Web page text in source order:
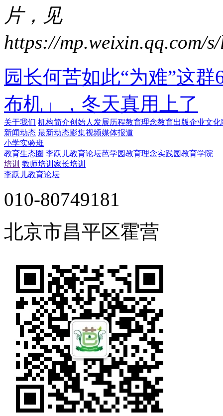
片，见
https://mp.weixin.qq.com/
园长何苦如此“为难”这群
布机」，冬天真用上了
关于我们 机构简介创始人 发展历程教育理念教育出版企业文化
新闻动态 最新动态影集视频媒体报道
小学实验班
教育生态圈 李跃儿教育论坛芭学园教育理念实践园教育学院
培训 教师培训 家长培训
李跃儿教育论坛
010-80749181
北京市昌平区霍营